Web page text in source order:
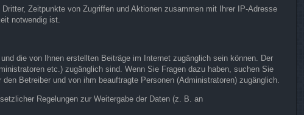
Zeitpunkte von Zugriffen und Aktionen zusammen mit Ihrer IP-Adresse
notwendig ist.
die von Ihnen erstellten Beiträge im Internet zugänglich sein können. Der
etc.) zugänglich sind. Wenn Sie Fragen dazu haben, suchen Sie
Betreiber und von ihm beauftragte Personen (Administratoren) zugänglich.
Regelungen zur Weitergabe der Daten (z. B. an